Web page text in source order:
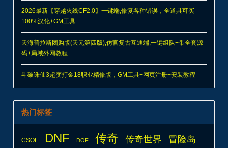
2026最新【穿越火线CF2.0】一键端,修复各种错误，全道具可买
100%汉化+GM工具
天海普拉斯团购版(天元第四版),仿官复古互通端,一键组队+带全套源
码+局域外网教程
斗破诛仙3超变打金18职业精修版，GM工具+网页注册+安装教程
热门标签
CSOL DNF DOF 传奇 传奇世界 冒险岛